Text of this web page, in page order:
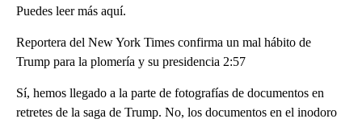
Puedes leer más aquí.
Reportera del New York Times confirma un mal hábito de
Trump para la plomería y su presidencia 2:57
Sí, hemos llegado a la parte de fotografías de documentos en
retretes de la saga de Trump. No, los documentos en el inodoro